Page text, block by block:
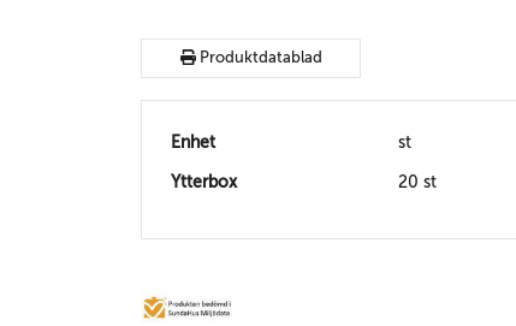
Produktdatablad
Enhet st
Ytterbox 20 st